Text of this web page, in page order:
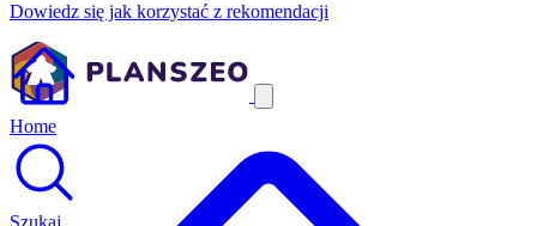
Dowiedz się jak korzystać z rekomendacji
Home
Szukaj